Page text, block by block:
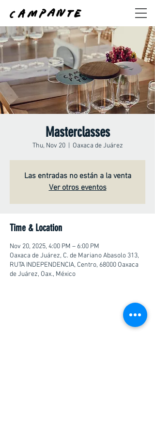
Masterclasses
Thu, Nov 20
  |
Oaxaca de Juárez
Las entradas no están a la venta
Ver otros eventos
Time & Location
Nov 20, 2025, 4:00 PM – 6:00 PM
Oaxaca de Juárez, C. de Mariano Abasolo 313,
RUTA INDEPENDENCIA, Centro, 68000 Oaxaca
de Juárez, Oax., México